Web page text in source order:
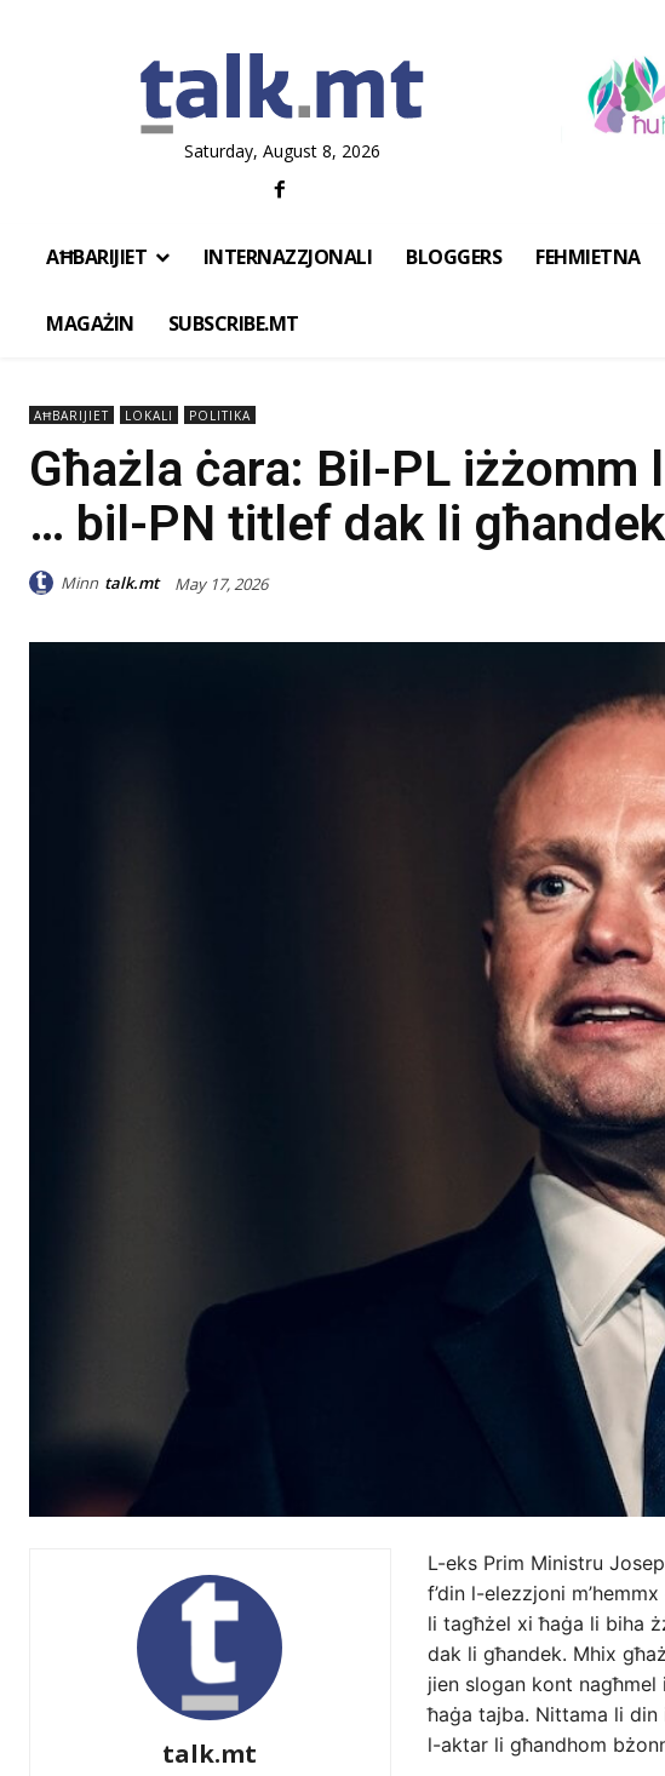
Saturday, August 8, 2026
AĦBARIJIET INTERNAZZJONALI BLOGGERS FEHMIETNA
MAGAŻIN SUBSCRIBE.MT
AĦBARIJIET LOKALI POLITIKA
Għażla ċara: Bil-PL iżżomm
… bil-PN titlef dak li
Minn talk.mt May 17, 2026
talk.mt
L-eks Prim Ministru
f’din l-elezzjoni
li tagħżel xi ħaġa li biha
dak li għandek. Mhix
jien slogan kont nagħmel
ħaġa tajba. Nittama li
l-aktar li għandhom